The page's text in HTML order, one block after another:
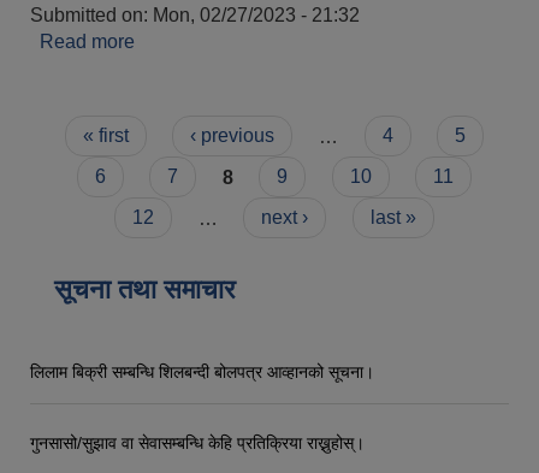
Submitted on: Mon, 02/27/2023 - 21:32
Read more
Pages
« first ‹ previous … 4
5
6
7 8 9 10
11
12
… next › last »
सूचना तथा समाचार
लिलाम बिक्री सम्बन्धि शिलबन्दी बोलपत्र आव्हानको सूचना।
गुनसासो/सुझाव वा सेवासम्बन्धि केहि प्रतिक्रिया राख्नुहोस्।